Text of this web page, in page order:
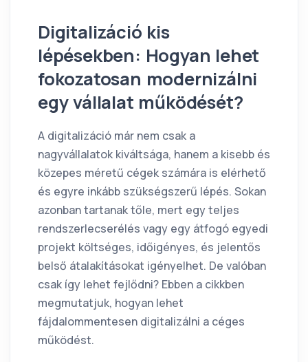
Digitalizáció kis
lépésekben: Hogyan lehet
fokozatosan modernizálni
egy vállalat működését?
A digitalizáció már nem csak a
nagyvállalatok kiváltsága, hanem a kisebb és
közepes méretű cégek számára is elérhető
és egyre inkább szükségszerű lépés. Sokan
azonban tartanak tőle, mert egy teljes
rendszerlecserélés vagy egy átfogó egyedi
projekt költséges, időigényes, és jelentős
belső átalakításokat igényelhet. De valóban
csak így lehet fejlődni? Ebben a cikkben
megmutatjuk, hogyan lehet
fájdalommentesen digitalizálni a céges
működést.